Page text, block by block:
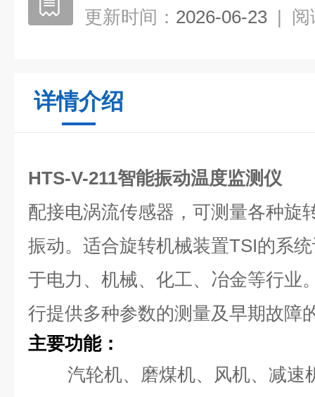
更新时间： 2026-06-23 | 阅
详情介绍
HTS-V-211智能振动温度监测仪
配接电涡流传感器，可测量各种旋
振动。适合旋转机械装置TSI的系
于电力、机械、化工、冶金等行业
行提供多种参数的测量及早期故障
主要功能：
汽轮机、磨煤机、风机、减速